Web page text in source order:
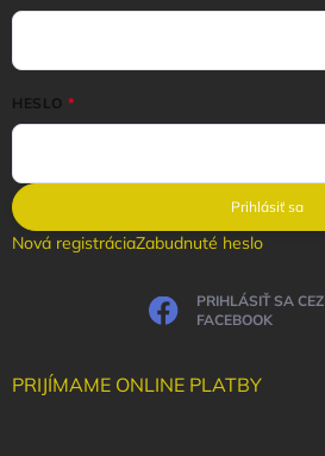
HESLO
Prihlásiť sa
Nová registráciaZabudnuté heslo
PRIHLÁSIŤ SA CEZ
FACEBOOK
PRIJÍMAME ONLINE PLATBY